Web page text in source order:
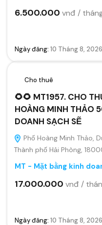
6.500.000 vnđ /
Ngày đăng: 10 Tháng 8, 2026
Cho thuê
🌻🌻 MT1957. CHO
HOÀNG MINH THẢO
DOANH SẠCH SẼ
Phố Hoàng Minh Thảo,
Thành phố Hải Phòng,
MT - Mặt bằng kinh
17.000.000 vnđ /
Ngày đăng: 10 Tháng 8, 2026